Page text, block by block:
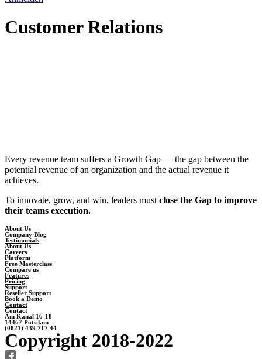
Customer Relations
Every revenue team suffers a Growth Gap — the gap between the
potential revenue of an organization and the actual revenue it
achieves.
To innovate, grow, and win, leaders must close the Gap to improve
their teams execution.
About Us
Company Blog
Testimonials
About Us
Careers
Platform
Free Masterclass
Compare us
Features
Pricing
Support
Reseller Support
Book a Demo
Contact
Contact
Am Kanal 16-18
14467 Potsdam
(0821) 439 717 44
Copyright 2018-2022